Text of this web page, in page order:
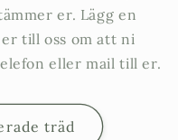
er. Lägg en
till oss om att ni
eller mail till er.
träd